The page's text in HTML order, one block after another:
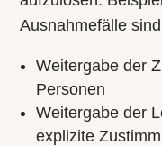
Ausnahmefälle
Weitergabe der
Personen
Weitergabe der
explizite